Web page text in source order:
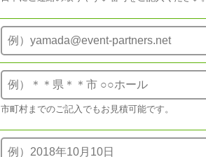
市町村までのご記入でもお見積可能です。